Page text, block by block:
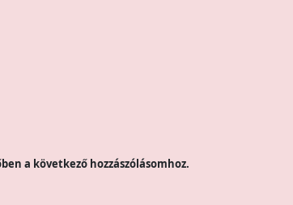
a következő hozzászólásomhoz.